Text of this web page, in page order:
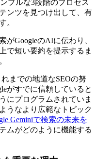
プルな3段階のプロセス
ンツを見つけ出して、有
。
がGoogleのAIに伝わり、
で短い要約を提示するま
までの地道なSEOの努
がすでに信頼していると
にプログラムされていま
うなより広範なトピック
Geminiで検索の未来を
ムがどのように機能する